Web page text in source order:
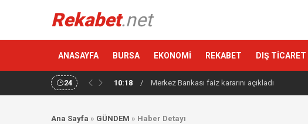
Rekabet.net
ANASAYFA BURSA EKONOMİ REKABET DIŞ TİCARET
24 10:18 / Merkez Bankası faiz kararını açıkladı
Ana Sayfa » GÜNDEM » Haber Detayı